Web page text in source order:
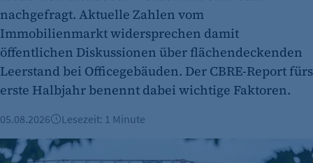
1 Jahr
etracker Analytics
nachgefragt. Aktuelle Zahlen vom
Immobilienmarkt widersprechen damit
öffentlichen Diskussionen über flächendeckenden
Leerstand bei Officegebäuden. Der CBRE-Report fürs
erste Halbjahr benennt dabei wichtige Faktoren.
05.08.2026 Lesezeit: 1 Minute
Berliner Immobilienmarkt 2025: Mehr Verkäufe und stabile